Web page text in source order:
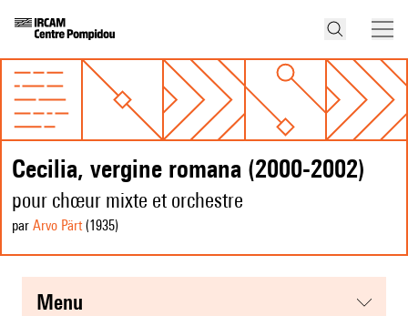
Cecilia, vergine romana (2000-2002)
pour chœur mixte et orchestre
par Arvo Pärt(1935)
menu